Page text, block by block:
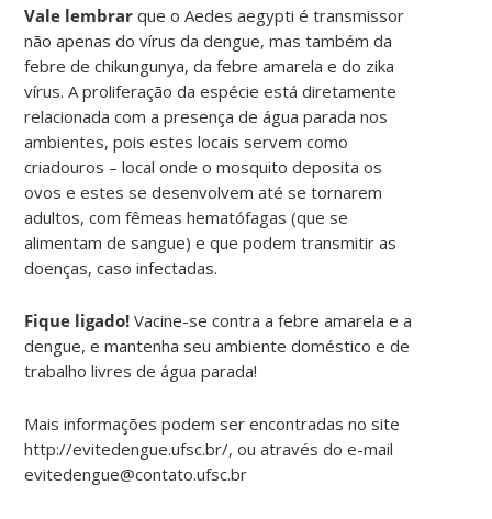
Vale lembrar que o Aedes aegypti é transmissor
não apenas do vírus da dengue, mas também da
febre de chikungunya, da febre amarela e do zika
vírus. A proliferação da espécie está diretamente
relacionada com a presença de água parada nos
ambientes, pois estes locais servem como
criadouros – local onde o mosquito deposita os
ovos e estes se desenvolvem até se tornarem
adultos, com fêmeas hematófagas (que se
alimentam de sangue) e que podem transmitir as
doenças, caso infectadas.
Fique ligado! Vacine-se contra a febre amarela e a
dengue, e mantenha seu ambiente doméstico e de
trabalho livres de água parada!
Mais informações podem ser encontradas no site
http://evitedengue.ufsc.br/, ou através do e-mail
evitedengue@contato.ufsc.br